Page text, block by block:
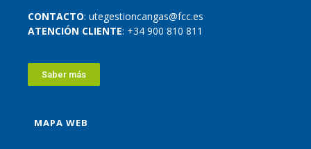
CONTACTO: utegestioncangas@fcc.es
ATENCIÓN CLIENTE: +34 900 810 811
Saber más
MAPA WEB